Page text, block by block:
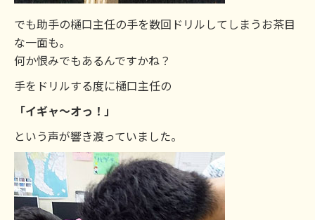
でも助手の樋口主任の手を数回ドリルしてしまうお茶目
な一面も。
何か恨みでもあるんですかね？
手をドリルする度に樋口主任の
「イギャ～オっ！」
という声が響き渡っていました。